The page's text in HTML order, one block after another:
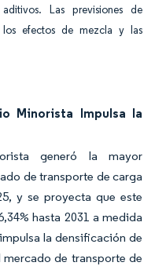
Las previsiones de
efectos de mezcla y las
Minorista Impulsa la
generó la mayor
de transporte de carga
y se proyecta que este
hasta 2031 a medida
la densificación de
mercado de transporte de